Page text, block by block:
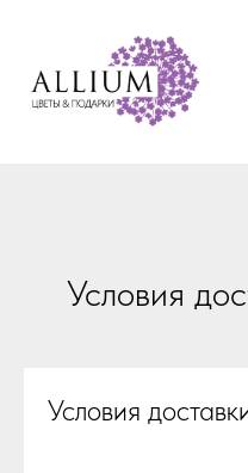
Условия
Условия